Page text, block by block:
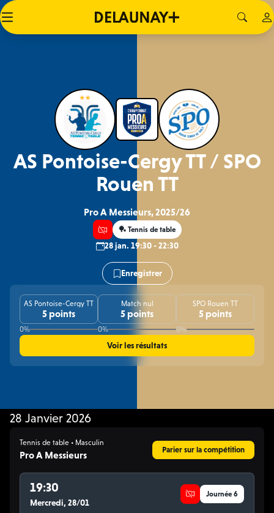
AS Pontoise-Cergy TT / SPO
Rouen TT
Pro A Messieurs, 2025/26
🏓 Tennis de table
28 jan. 19:30 - 22:30
Enregistrer
AS Pontoise-Cergy TT
5 points
0%
Match nul
5 points
0%
SPO Rouen TT
5 points
0%
Voir les résultats
28 Janvier 2026
Tennis de table • Masculin
Pro A Messieurs Parier sur la compétition
19:30
Mercredi, 28/01
Journée 6